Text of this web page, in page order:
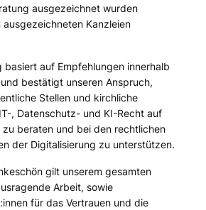
ausgezeichnet wurden
Kanzleien
basiert auf Empfehlungen innerhalb
bestätigt unseren Anspruch,
Stellen und kirchliche
, Datenschutz- und KI-Recht auf
zu beraten und bei den rechtlichen
der Digitalisierung zu unterstützen.
gilt unserem gesamten
Arbeit, sowie
für das Vertrauen und die